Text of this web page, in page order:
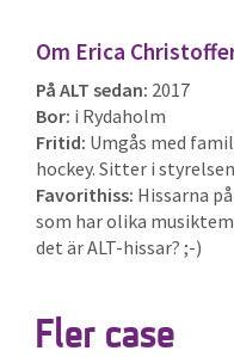
Om Erica
På ALT sedan: 2017
Bor: i Rydaholm
Fritid: Umgås med
hockey. Sitter i
Favorithiss: Hissarna
som har olika
det är ALT-hissar? ;-)
Fler case